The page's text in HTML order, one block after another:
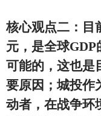
核心观点二：目
元，是全球
可能的，这也是
要原因；城投作
动者，在战争环